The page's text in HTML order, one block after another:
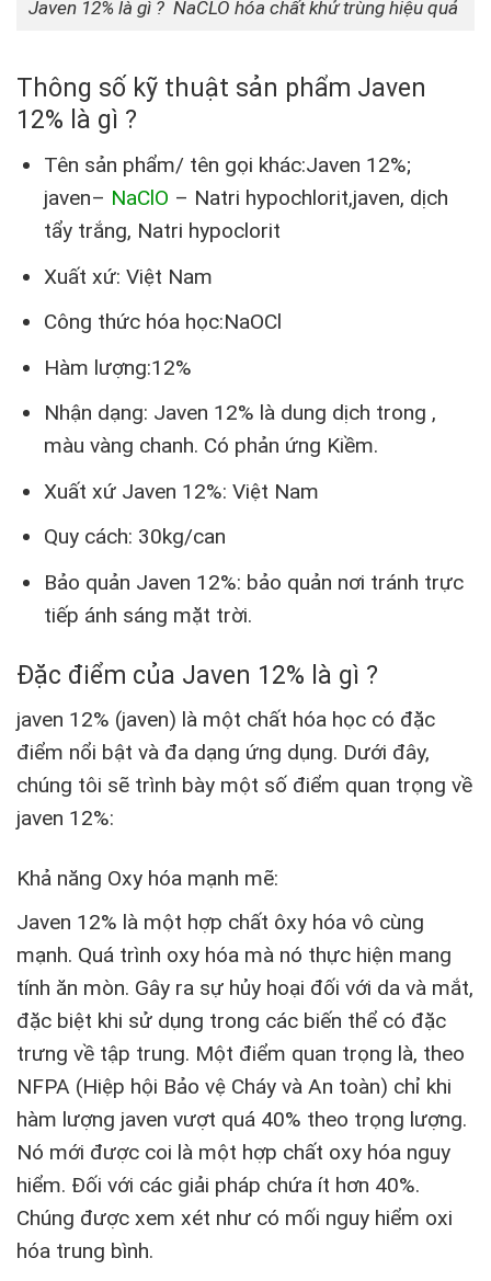
Javen 12% là gì ? NaCLO hóa chất khử trùng hiệu quả
Thông số kỹ thuật sản phẩm Javen
12% là gì ?
Tên sản phẩm/ tên gọi khác:Javen 12%;
javen– NaClO – Natri hypochlorit,javen, dịch
tẩy trắng, Natri hypoclorit
Xuất xứ: Việt Nam
Công thức hóa học:NaOCl
Hàm lượng:12%
Nhận dạng: Javen 12% là dung dịch trong ,
màu vàng chanh. Có phản ứng Kiềm.
Xuất xứ Javen 12%: Việt Nam
Quy cách: 30kg/can
Bảo quản Javen 12%: bảo quản nơi tránh trực
tiếp ánh sáng mặt trời.
Đặc điểm của Javen 12% là gì ?
javen 12% (javen) là một chất hóa học có đặc
điểm nổi bật và đa dạng ứng dụng. Dưới đây,
chúng tôi sẽ trình bày một số điểm quan trọng về
javen 12%:
Khả năng Oxy hóa mạnh mẽ:
Javen 12% là một hợp chất ôxy hóa vô cùng
mạnh. Quá trình oxy hóa mà nó thực hiện mang
tính ăn mòn. Gây ra sự hủy hoại đối với da và mắt,
đặc biệt khi sử dụng trong các biến thể có đặc
trưng về tập trung. Một điểm quan trọng là, theo
NFPA (Hiệp hội Bảo vệ Cháy và An toàn) chỉ khi
hàm lượng javen vượt quá 40% theo trọng lượng.
Nó mới được coi là một hợp chất oxy hóa nguy
hiểm. Đối với các giải pháp chứa ít hơn 40%.
Chúng được xem xét như có mối nguy hiểm oxi
hóa trung bình.